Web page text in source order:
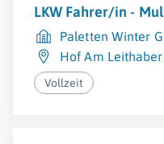
LKW Fahrer/in -
Paletten Winter
Hof Am
Vollzeit